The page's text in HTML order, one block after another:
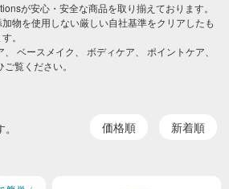
が安心・安全な商品を取り揃えております。
物を使用しない厳しい自社基準をクリアしたも
。
、 ベースメイク、 ボディケア、 ポイントケア、
覧ください。
価格順 新着順